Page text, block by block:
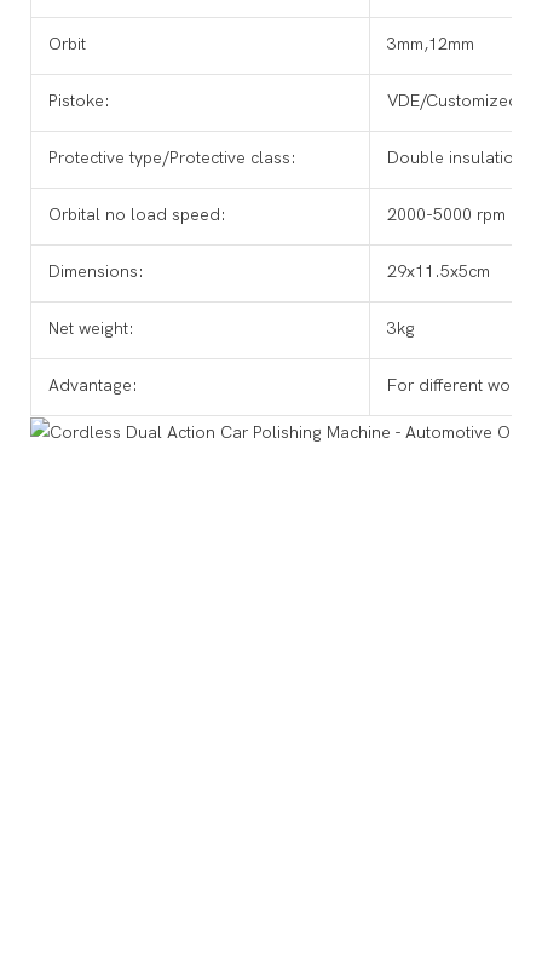
Orbit 3mm,12mm
Pistoke: VDE/Customized
Protective type/Protective class: Double insulation/I
Orbital no load speed: 2000-5000 rpm
Dimensions: 29x11.5x5cm
Net weight: 3kg
Advantage: For different